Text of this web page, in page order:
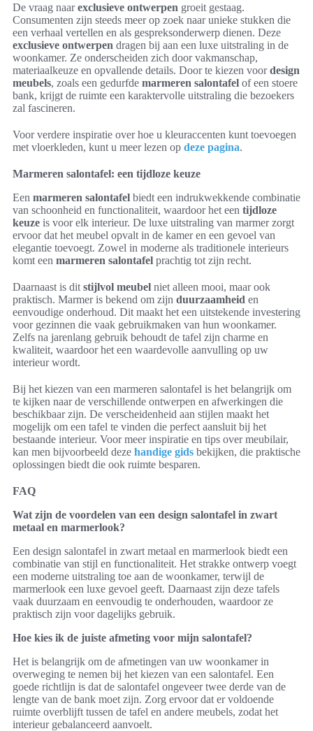
De vraag naarexclusieve ontwerpen groeit gestaag.
Consumenten zijn steeds meer op zoek naar unieke stukken die
een verhaal vertellen en als gespreksonderwerp dienen. Deze
exclusieve ontwerpen dragen bij aan een luxe uitstraling in de
woonkamer. Ze onderscheiden zich door vakmanschap,
materiaalkeuze en opvallende details. Door te kiezen voordesign
meubels, zoals een gedurfde marmeren salontafel of een stoere
bank, krijgt de ruimte een karaktervolle uitstraling die bezoekers
zal fascineren.
Voor verdere inspiratie over hoe u kleuraccenten kunt toevoegen
met vloerkleden, kunt u meer lezen op deze pagina.
Marmeren salontafel: een tijdloze keuze
Een marmeren salontafel biedt een indrukwekkende combinatie
van schoonheid en functionaliteit, waardoor het een tijdloze
keuze is voor elk interieur. De luxe uitstraling van marmer zorgt
ervoor dat het meubel opvalt in de kamer en een gevoel van
elegantie toevoegt. Zowel in moderne als traditionele interieurs
komt een marmeren salontafel prachtig tot zijn recht.
Daarnaast is dit stijlvol meubel niet alleen mooi, maar ook
praktisch. Marmer is bekend om zijn duurzaamheid en
eenvoudige onderhoud. Dit maakt het een uitstekende investering
voor gezinnen die vaak gebruikmaken van hun woonkamer.
Zelfs na jarenlang gebruik behoudt de tafel zijn charme en
kwaliteit, waardoor het een waardevolle aanvulling op uw
interieur wordt.
Bij het kiezen van een marmeren salontafel is het belangrijk om
te kijken naar de verschillende ontwerpen en afwerkingen die
beschikbaar zijn. De verscheidenheid aan stijlen maakt het
mogelijk om een tafel te vinden die perfect aansluit bij het
bestaande interieur. Voor meer inspiratie en tips over meubilair,
kan men bijvoorbeeld deze handige gids bekijken, die praktische
oplossingen biedt die ook ruimte besparen.
FAQ
Wat zijn de voordelen van een design salontafel in zwart
metaal en marmerlook?
Een design salontafel in zwart metaal en marmerlook biedt een
combinatie van stijl en functionaliteit. Het strakke ontwerp voegt
een moderne uitstraling toe aan de woonkamer, terwijl de
marmerlook een luxe gevoel geeft. Daarnaast zijn deze tafels
vaak duurzaam en eenvoudig te onderhouden, waardoor ze
praktisch zijn voor dagelijks gebruik.
Hoe kies ik de juiste afmeting voor mijn salontafel?
Het is belangrijk om de afmetingen van uw woonkamer in
overweging te nemen bij het kiezen van een salontafel. Een
goede richtlijn is dat de salontafel ongeveer twee derde van de
lengte van de bank moet zijn. Zorg ervoor dat er voldoende
ruimte overblijft tussen de tafel en andere meubels, zodat het
interieur gebalanceerd aanvoelt.